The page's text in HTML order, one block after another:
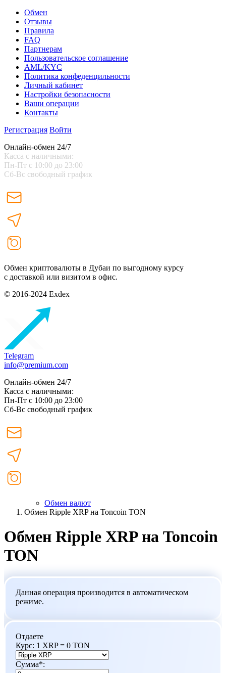
Обмен
Отзывы
Правила
FAQ
Партнерам
Пользовательское соглашение
AML/KYC
Политика конфеденцильности
Личный кабинет
Настройки безопасности
Ваши операции
Контакты
Регистрация Войти
Онлайн-обмен 24/7
Касса с наличными:
Пн-Пт с 10:00 до 23:00
Сб-Вс свободный график
Обмен криптовалюты в Дубаи по выгодному курсу
с доставкой или визитом в офис.
© 2016-2024 Exdex
Telegram
info@premium.com
Онлайн-обмен 24/7
Касса с наличными:
Пн-Пт с 10:00 до 23:00
Сб-Вс свободный график
Обмен валют
Обмен Ripple XRP на Toncoin TON
Обмен Ripple XRP на Toncoin
TON
Данная операция производится в автоматическом
режиме.
Отдаете
Курс: 1 XRP = 0 TON
Сумма*: